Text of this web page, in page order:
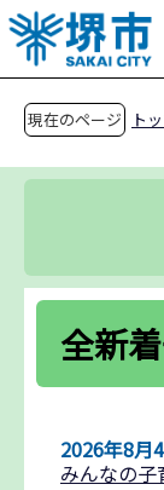
こ
の
ペ
現在のページ ト
全新
2026年8月
みんなの